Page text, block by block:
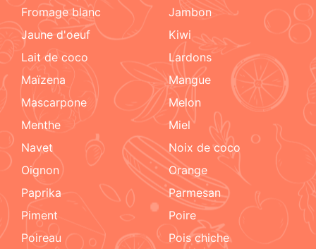
fromage blanc
jambon
jaune d'oeuf
kiwi
lait de coco
lardons
maïzena
mangue
mascarpone
melon
menthe
miel
navet
noix de coco
oignon
orange
paprika
parmesan
piment
poire
poireau
pois chiche